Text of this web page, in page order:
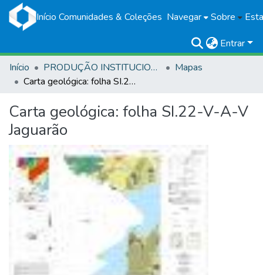
Início Comunidades & Coleções Navegar Sobre
Entrar
Início
PRODUÇÃO INSTITUCIONAL
Mapas
Carta geológica: folha SI.22-V-A-V Jaguarão
Carta geológica: folha SI.22-V-A-V
Jaguarão